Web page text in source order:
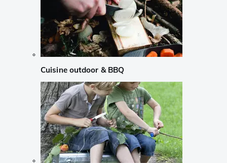
Cuisine outdoor & BBQ